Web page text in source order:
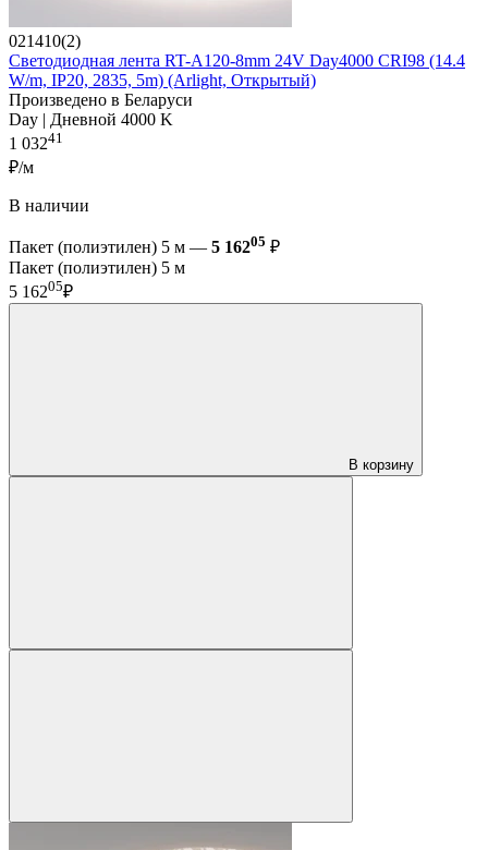
021410(2)
Светодиодная лента RT-A120-8mm 24V Day4000 CRI98 (14.4
W/m, IP20, 2835, 5m) (Arlight, Открытый)
Произведено в Беларуси
Day | Дневной 4000 K
1 03241
₽/м
В наличии
Пакет (полиэтилен) 5 м — 5 16205 ₽
Пакет (полиэтилен) 5 м
5 16205₽
В корзину